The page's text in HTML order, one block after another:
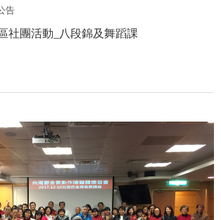
告
社團活動_八段錦及舞蹈課